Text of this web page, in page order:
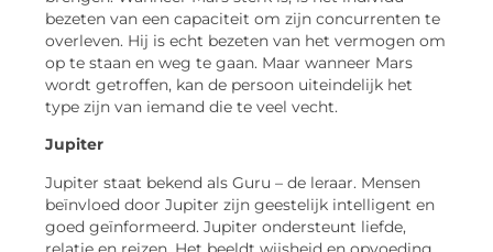
bezeten van een capaciteit om zijn concurrenten te
overleven. Hij is echt bezeten van het vermogen om
op te staan ​​en weg te gaan. Maar wanneer Mars
wordt getroffen, kan de persoon uiteindelijk het
type zijn van iemand die te veel vecht.
Jupiter
Jupiter staat bekend als Guru – de leraar. Mensen
beïnvloed door Jupiter zijn geestelijk intelligent en
goed geïnformeerd. Jupiter ondersteunt liefde,
relatie en reizen. Het beeldt wijsheid en opvoeding